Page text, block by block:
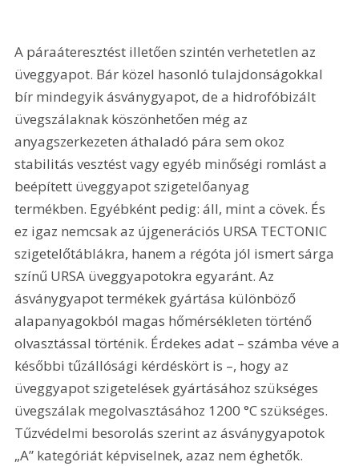
A páraáteresztést illetően szintén verhetetlen az
üveggyapot. Bár közel hasonló tulajdonságokkal
bír mindegyik ásványgyapot, de a hidrofóbizált
üvegszálaknak köszönhetően még az
anyagszerkezeten áthaladó pára sem okoz
stabilitás vesztést vagy egyéb minőségi romlást a
beépített üveggyapot szigetelőanyag
termékben. Egyébként pedig: áll, mint a cövek. És
ez igaz nemcsak az újgenerációs URSA TECTONIC
szigetelőtáblákra, hanem a régóta jól ismert sárga
színű URSA üveggyapotokra egyaránt. Az
ásványgyapot termékek gyártása különböző
alapanyagokból magas hőmérsékleten történő
olvasztással történik. Érdekes adat – számba véve a
későbbi tűzállósági kérdéskört is –, hogy az
üveggyapot szigetelések gyártásához szükséges
üvegszálak megolvasztásához 1200 °C szükséges.
Tűzvédelmi besorolás szerint az ásványgyapotok
„A” kategóriát képviselnek, azaz nem éghetők.